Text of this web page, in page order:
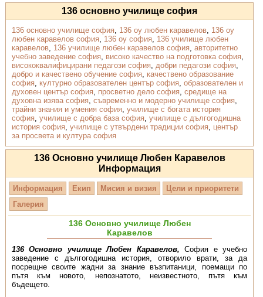
136 основно училище софия
136 основно училище софия, 136 оу любен каравелов, 136 оу
любен каравелов софия, 136 оу софия, 136 училище любен
каравелов, 136 училище любен каравелов софия, авторитетно
учебно заведение софия, високо качество на подготовка софия,
висококвалифицирани педагози софия, добри педагози софия,
добро и качествено обучение софия, качествено образование
софия, културно образователен център софия, образователен и
духовен център софия, просветно дело софия, средище на
духовна изява софия, съвременно и модерно училище софия,
трайни знания и умения софия, училище с богата история
софия, училище с добра база софия, училище с дългогодишна
история софия, училище с утвърдени традиции софия, център
за просвета и култура софия
136 Основно училище Любен Каравелов
Информация
Информация Екип Мисия и визия
Цели и приоритети
Галерия
136 Основно училище Любен
Каравелов
136 Основно училище Любен Каравелов, София е учебно
заведение с дългогодишна история, отворило врати, за да
посрещне своите жадни за знание възпитаници, поемащи по
пътя към новото, непознатото, неизвестното, пътя към
бъдещето.